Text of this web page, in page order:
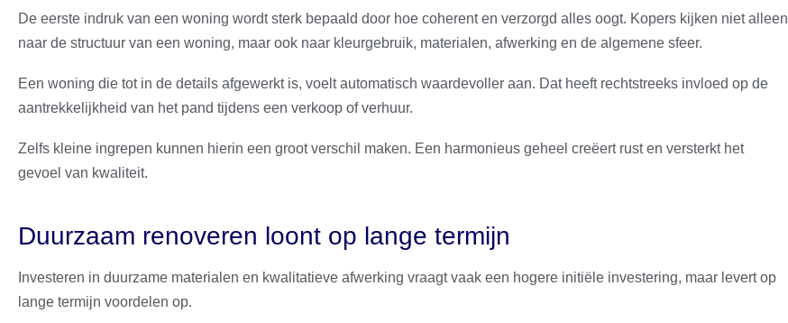
De eerste indruk van een woning wordt sterk bepaald door hoe coherent en verzorgd alles oogt. Kopers kijken niet alleen
naar de structuur van een woning, maar ook naar kleurgebruik, materialen, afwerking en de algemene sfeer.
Een woning die tot in de details afgewerkt is, voelt automatisch waardevoller aan. Dat heeft rechtstreeks invloed op de
aantrekkelijkheid van het pand tijdens een verkoop of verhuur.
Zelfs kleine ingrepen kunnen hierin een groot verschil maken. Een harmonieus geheel creëert rust en versterkt het
gevoel van kwaliteit.
Duurzaam renoveren loont op lange termijn
Investeren in duurzame materialen en kwalitatieve afwerking vraagt vaak een hogere initiële investering, maar levert op
lange termijn voordelen op.